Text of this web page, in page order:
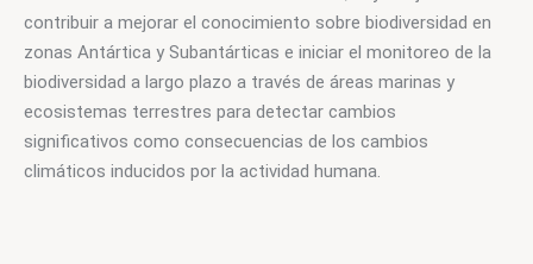
contribuir a mejorar el conocimiento sobre biodiversidad en
zonas Antártica y Subantárticas e iniciar el monitoreo de la
biodiversidad a largo plazo a través de áreas marinas y
ecosistemas terrestres para detectar cambios
significativos como consecuencias de los cambios
climáticos inducidos por la actividad humana.